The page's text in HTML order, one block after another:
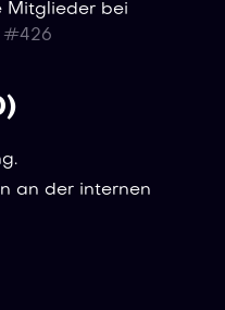
Mitglieder bei
#426
an der internen